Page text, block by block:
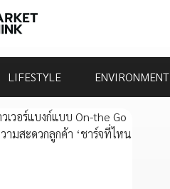
LIFESTYLE ENVIRONMENT